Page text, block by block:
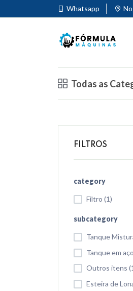
Whatsapp
Todas as
FILTROS
category
Filtro (1)
subcategory
Tanque
Tanque em
Outros itens
Esteira de